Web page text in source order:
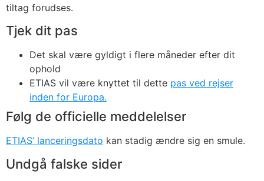
tiltag forudses.
Tjek dit pas
Det skal være gyldigt i flere måneder efter dit
ophold
ETIAS vil være knyttet til dette pas ved rejser
inden for Europa.
Følg de officielle meddelelser
ETIAS’ lanceringsdato kan stadig ændre sig en smule.
Undgå falske sider